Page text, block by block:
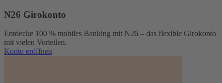
N26 Girokonto
Entdecke 100 % mobiles Banking mit N26 – das flexible Girokonto
mit vielen Vorteilen.
Konto eröffnen